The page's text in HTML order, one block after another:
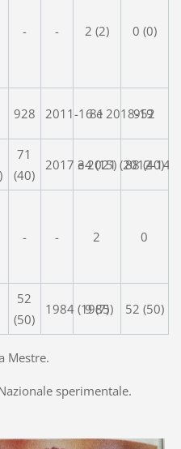
- - 2 (2) 0 (0)
928 2011-16 e 2018-19
81 952
71
(40)
2017 e 2021 (2012-14)
34 (15) 88 (40)
- - 2 0
52
(50)
1984 (1985)
9 (7) 52 (50)
Mestre.
sperimentale.